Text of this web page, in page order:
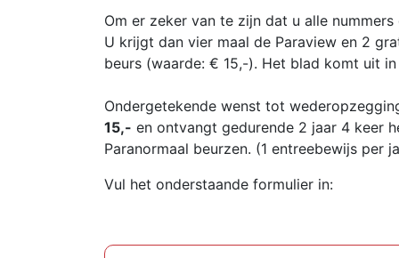
Om er zeker van te zijn dat u alle
U krijgt dan vier maal de Paraview en 2
beurs (waarde: € 15,-). Het blad komt uit
Ondergetekende wenst tot
15,- en ontvangt gedurende 2 jaar 4 keer
Paranormaal beurzen. (1 entreebewijs per
Vul het onderstaande formulier in: